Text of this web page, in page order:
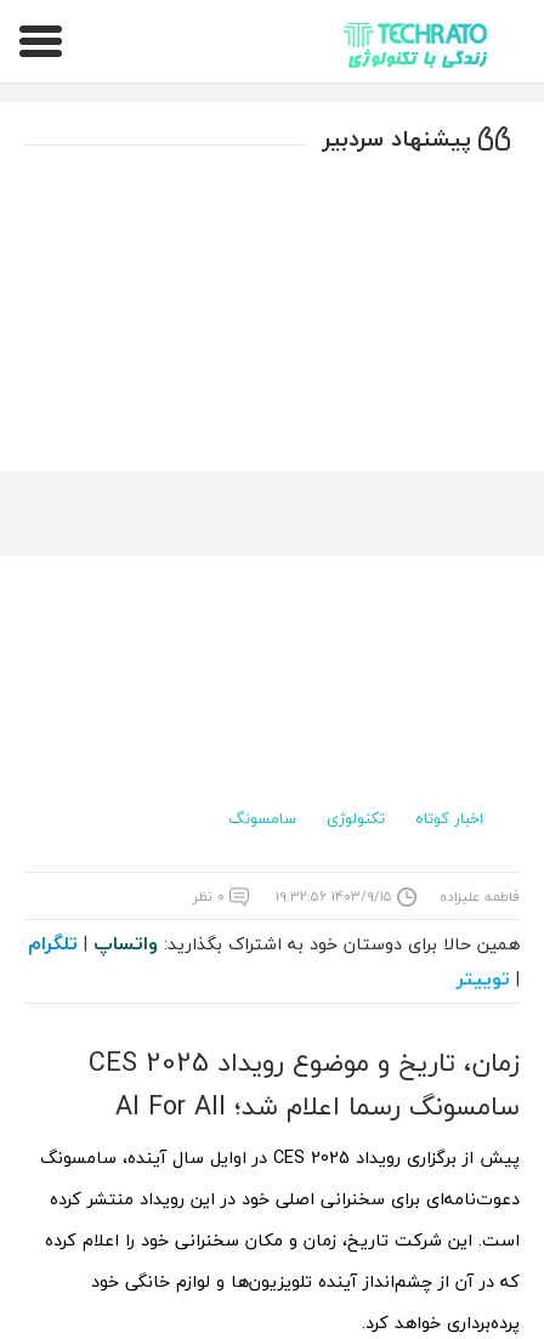
تکراتو – زندگی با تکنولوژی
پیشنهاد سردبیر
اخبار کوتاه تکنولوژی سامسونگ
فاطمه علیزاده ۱۴۰۳/۹/۱۵ ۱۹:۳۲:۵۶ ۰ نظر
همین حالا برای دوستان خود به اشتراک بگذارید: واتساپ | تلگرام
| توییتر
زمان، تاریخ و موضوع رویداد CES 2025
سامسونگ رسما اعلام شد؛ AI For All
پیش از برگزاری رویداد CES 2025 در اوایل سال آینده، سامسونگ
دعوت‌نامه‌ای برای سخنرانی اصلی خود در این رویداد منتشر کرده
است. این شرکت تاریخ، زمان و مکان سخنرانی خود را اعلام کرده
که در آن از چشم‌انداز آینده تلویزیون‌ها و لوازم خانگی خود
پرده‌برداری خواهد کرد.